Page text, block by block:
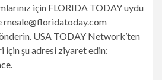
için FLORIDA TODAY uydu
rneale@floridatoday.com
USA TODAY Network’ten
için şu adresi ziyaret edin:
.